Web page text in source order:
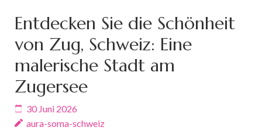
Entdecken Sie die Schönheit
von Zug, Schweiz: Eine
malerische Stadt am
Zugersee
30 Juni 2026
aura-soma-schweiz